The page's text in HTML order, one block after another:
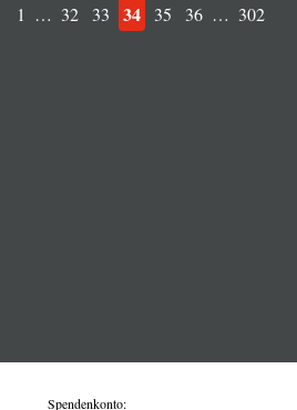
1 … 32 33 34 35 36 … 302
Spendenkonto: